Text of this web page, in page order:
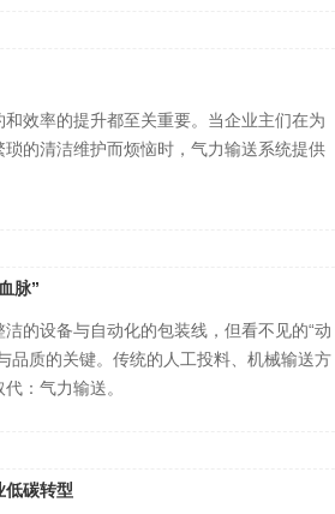
效率的提升都至关重要。当企业主们在为
的清洁维护而烦恼时，气力输送系统提供
脉”
的设备与自动化的包装线，但看不见的“动
质的关键。传统的人工投料、机械输送方
：气力输送。
低碳转型